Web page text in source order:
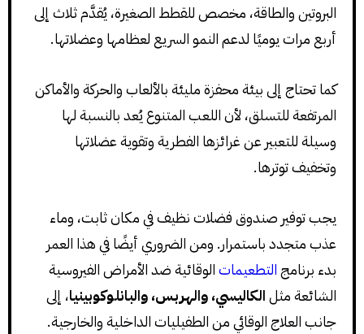
البروتين والطاقة، مخصص للقطط الصغيرة، يُقدَّم ثلاث إلى
أربع مرات يوميًا لدعم النمو السريع لعظامها وعضلاتها.
كما تحتاج إلى بيئة محفزة مليئة بالألعاب والحركة والأماكن
المرتفعة للتسلق، لأن اللعب المتنوع يُعد بالنسبة لها
وسيلة للتعبير عن غرائزها الفطرية وتقوية عضلاتها
وتخفيف توترها.
يجب توفير صندوق فضلات نظيف في مكان ثابت، وماء
عذب متجدد باستمرار. ومن الضروري أيضًا في هذا العمر
بدء برنامجالتطعيماتالوقائية ضد الأمراض الفيروسية
الشائعة مثلالكاليسي، والهربس، والبانلوكوبينيا، إلى
جانب العلاج الوقائي من الطفيليات الداخلية والخارجية.